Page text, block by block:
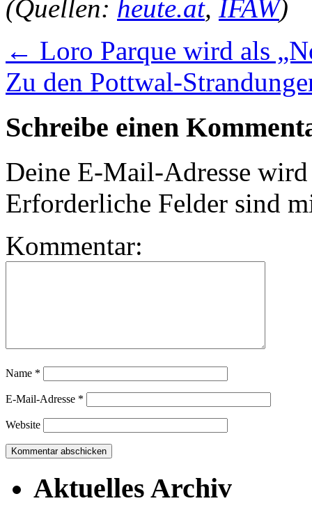
(Quellen: heute.at, IFAW)
← Loro Parque wird als
Zu den Pottwal-
Schreibe einen
Deine E-Mail-Adresse
Erforderliche Felder sind
Kommentar:
Name *
E-Mail-Adresse *
Website
Aktuelles Archiv